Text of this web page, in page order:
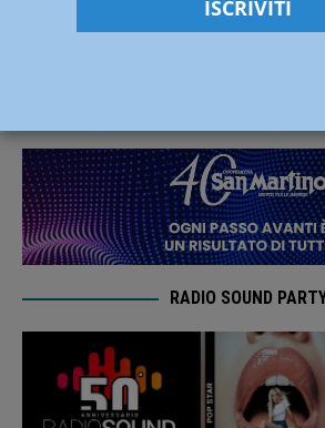
Nuova veste per via San
RADIO SOUND